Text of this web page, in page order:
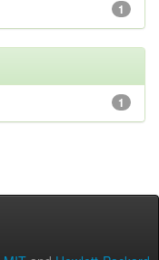
1
1